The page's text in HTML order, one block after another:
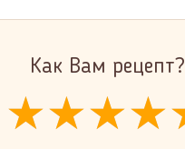
Как Вам рецепт?